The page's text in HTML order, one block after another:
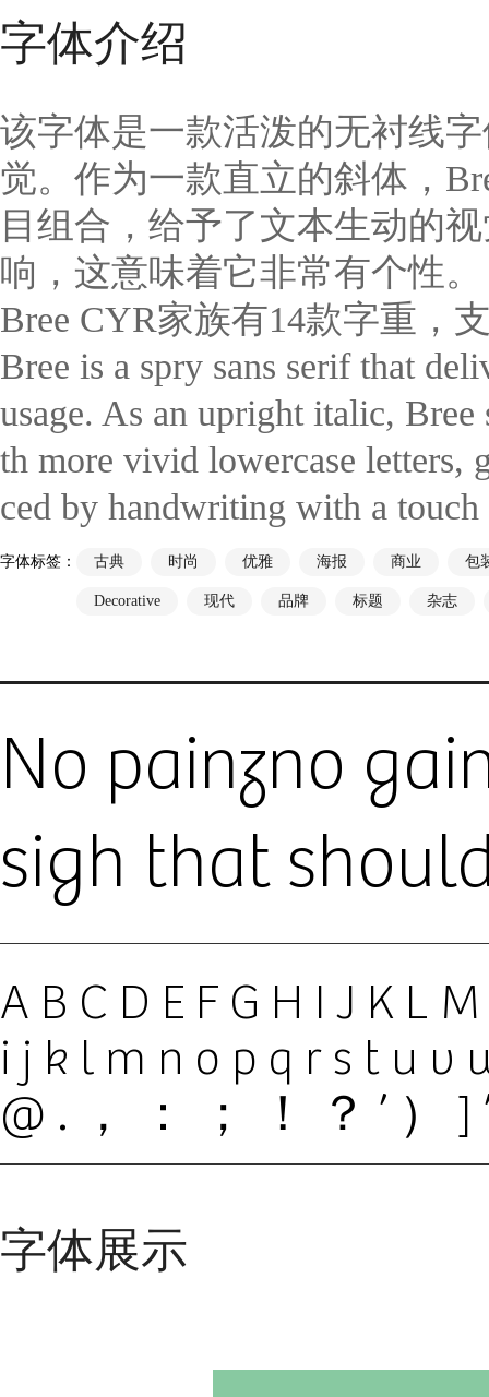
字体介绍
该字体是一款活泼的无衬线
觉。作为一款直立的斜体，
目组合，给予了文本生动的
响，这意味着它非常有个性。
Bree CYR家族有14款字重，
Bree is a spry sans serif that
usage. As an upright italic,
th more vivid lowercase letters,
ced by handwriting with a
字体标签： 古典 时尚 优雅 海报 商业 包
Decorative 现代 品牌 标题 杂志
No painzno
sigh that
@.，：；！？’
字体展示